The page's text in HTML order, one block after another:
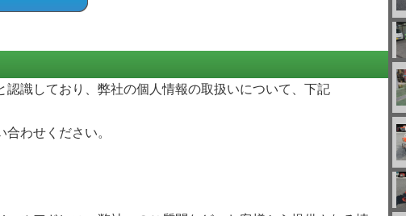
識しており、弊社の個人情報の取扱いについて、下記
わせください。